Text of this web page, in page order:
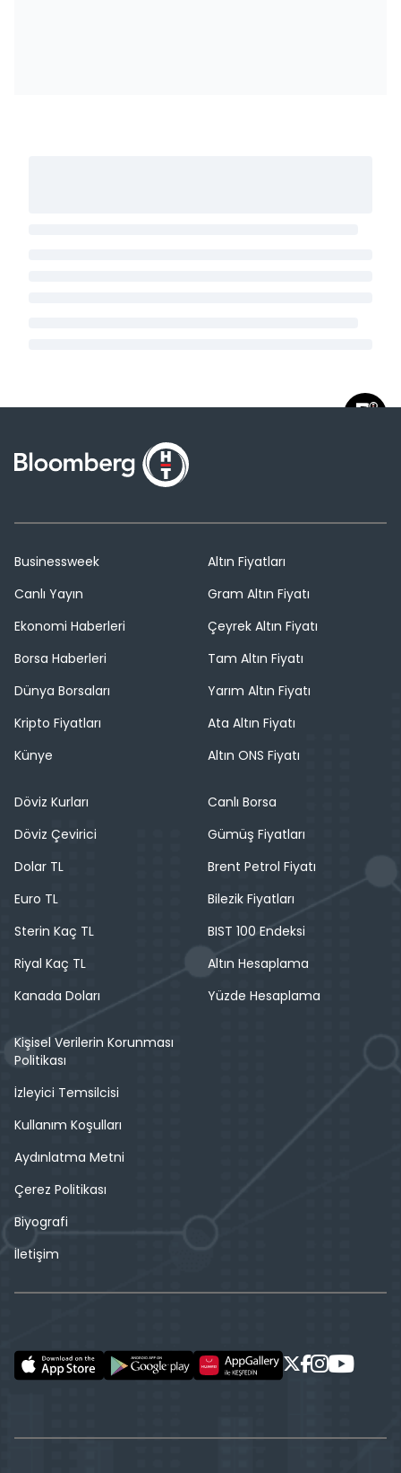
Businessweek
Canlı Yayın
Ekonomi Haberleri
Borsa Haberleri
Dünya Borsaları
Kripto Fiyatları
Künye
Altın Fiyatları
Gram Altın Fiyatı
Çeyrek Altın Fiyatı
Tam Altın Fiyatı
Yarım Altın Fiyatı
Ata Altın Fiyatı
Altın ONS Fiyatı
Döviz Kurları
Döviz Çevirici
Dolar TL
Euro TL
Sterin Kaç TL
Riyal Kaç TL
Kanada Doları
Canlı Borsa
Gümüş Fiyatları
Brent Petrol Fiyatı
Bilezik Fiyatları
BIST 100 Endeksi
Altın Hesaplama
Yüzde Hesaplama
Kişisel Verilerin Korunması
Politikası
İzleyici Temsilcisi
Kullanım Koşulları
Aydınlatma Metni
Çerez Politikası
Biyografi
İletişim